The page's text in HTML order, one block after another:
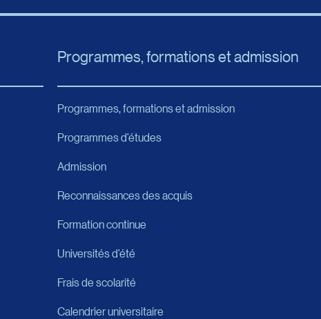
Programmes, formations et admission
Programmes, formations et admission
Programmes d’études
Admission
Reconnaissances des acquis
Formation continue
Universités d’été
Frais de scolarité
Calendrier universitaire